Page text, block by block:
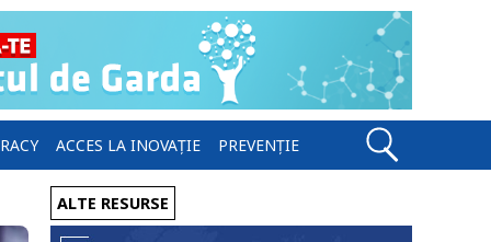
ACCES LA INOVAȚIE PREVENȚIE
ALTE RESURSE